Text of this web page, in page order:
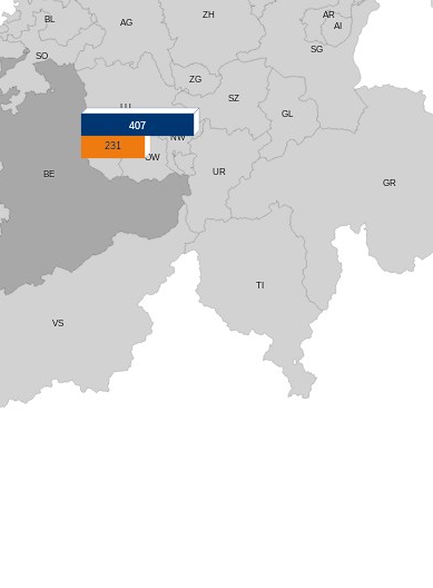
ZH
BE
LU
UR
SZ
OW
NW
GL
ZG
SO
BL
AR
AI
SG
GR
AG
TI
VS
407
231